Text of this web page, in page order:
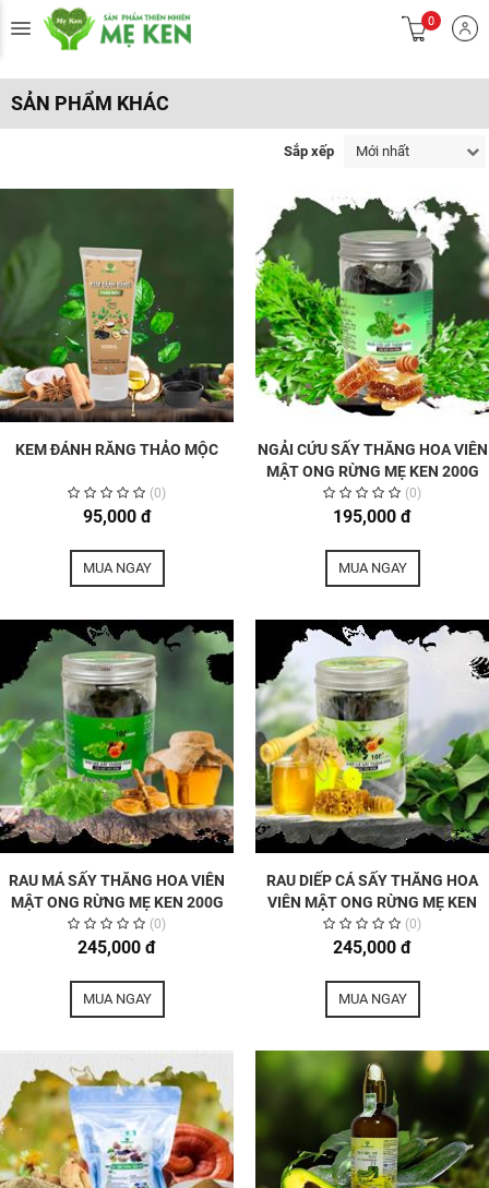
0
SẢN PHẨM KHÁC
Sắp xếp Mới nhất
KEM ĐÁNH RĂNG THẢO MỘC
(0)
95,000 đ
MUA NGAY
NGẢI CỨU SẤY THĂNG HOA VIÊN
MẬT ONG RỪNG MẸ KEN 200G
(0)
195,000 đ
MUA NGAY
RAU MÁ SẤY THĂNG HOA VIÊN
MẬT ONG RỪNG MẸ KEN 200G
(0)
245,000 đ
MUA NGAY
RAU DIẾP CÁ SẤY THĂNG HOA
VIÊN MẬT ONG RỪNG MẸ KEN
200G
(0)
245,000 đ
MUA NGAY